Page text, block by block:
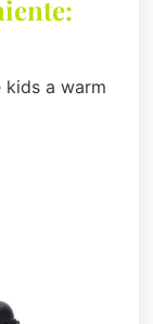
kids a warm